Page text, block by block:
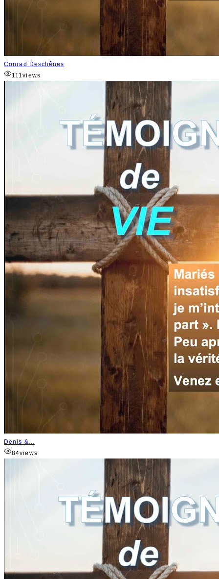
Conrad Deschênes
111views
Denis &...
84views